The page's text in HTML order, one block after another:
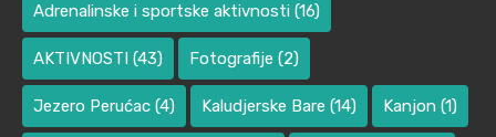
Adrenalinske i sportske aktivnosti (16)
AKTIVNOSTI (43) Fotografije (2)
Jezero Perućac (4) Kaludjerske Bare (14) Kanjon (1)